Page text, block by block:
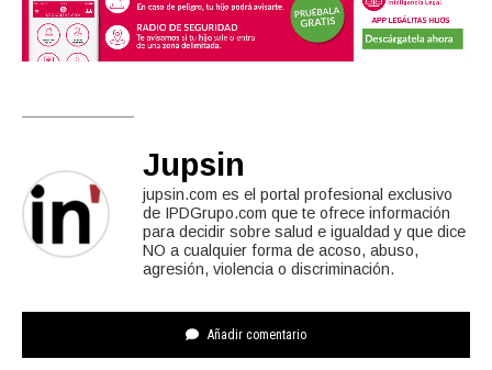
Jupsin
jupsin.com es el portal profesional exclusivo
de IPDGrupo.com que te ofrece información
para decidir sobre salud e igualdad y que dice
NO a cualquier forma de acoso, abuso,
agresión, violencia o discriminación.
Añadir comentario